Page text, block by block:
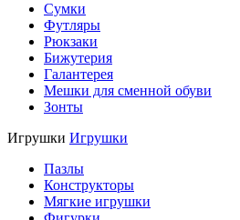
Сумки
Футляры
Рюкзаки
Бижутерия
Галантерея
Мешки для сменной обуви
Зонты
Игрушки Игрушки
Пазлы
Конструкторы
Мягкие игрушки